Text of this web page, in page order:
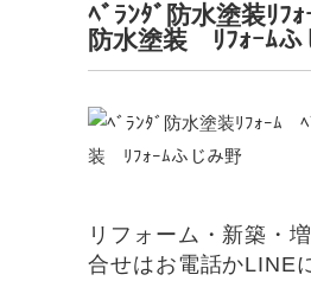
ﾍﾞﾗﾝﾀﾞ防水塗装ﾘﾌ
防水塗装 ﾘﾌｫｰﾑふ
リフォーム・新築・
合せはお電話かLINE